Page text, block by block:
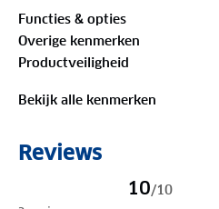
Ook zeer geschikt voor
scootmobiel
Roestvrij
Voorzien van bol (convex)
Functies & opties
Overige kenmerken
Productveiligheid
Bekijk alle kenmerken
Reviews
10/10